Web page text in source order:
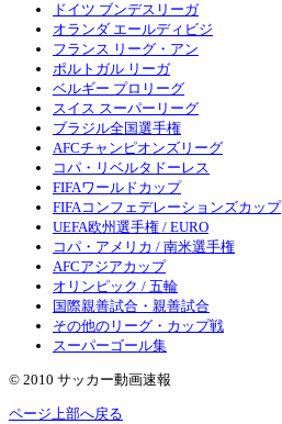
ドイツ ブンデスリーガ
オランダ エールディビジ
フランス リーグ・アン
ポルトガル リーガ
ベルギー プロリーグ
スイス スーパーリーグ
ブラジル全国選手権
AFCチャンピオンズリーグ
コパ・リベルタドーレス
FIFAワールドカップ
FIFAコンフェデレーションズカップ
UEFA欧州選手権 / EURO
コパ・アメリカ / 南米選手権
AFCアジアカップ
オリンピック / 五輪
国際親善試合・親善試合
その他のリーグ・カップ戦
スーパーゴール集
© 2010 サッカー動画速報
ページ上部へ戻る